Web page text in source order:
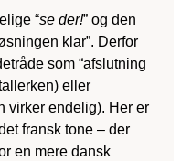
“se der!” og den
klar”. Derfor
som “afslutning
eller
virker endelig). Her er
fransk tone – der
en mere dansk